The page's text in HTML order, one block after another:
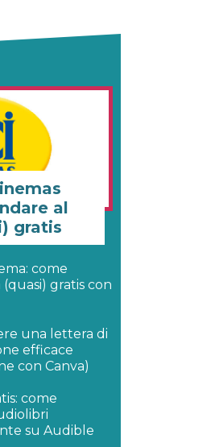
al
gratis
come
gratis con
una lettera di
efficace
con Canva)
come
su Audible